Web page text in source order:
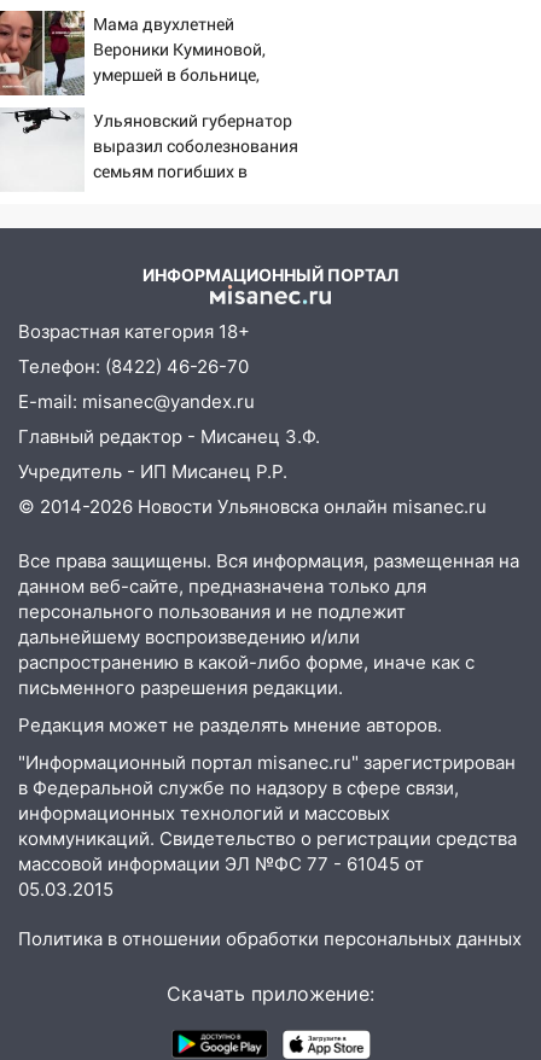
17:15
Прогноз погоды на 10 августа в
Ульяновской области
16:00
Волге пропал известный блогер: нужна
помощь в поисках
15:28
в Новом городе
В Ульяновске выгорела кухня в
14:18 Гинеколог рассказала о том, с
какими сложностями сталкиваются
молодые мамы
13:02 Соцсети: на улице Розы
Люксембург дерево упало на
новых начинаний: гороскоп для всех
знаков зодиака на неделю с 10 по 16
августа
13:00 На проспекте Тюленева в
Ульяновске образовалось «море»
12:57
В Ульяновской области ожидается
крупный град
12:11 Где есть бензин в Ульяновске 9
августа: список АЗС
11:55
Соцсети: светофор упал на
машину во время сильного ливня в
Ульяновске
СНТ сидят без света
Прокуратура подвела итоги
Мама двухлетней
Вероники Куминовой,
умершей в больнице,
девочку
Ульяновский губернатор
выразил соболезнования
семьям погибших в
ИНФОРМАЦИОННЫЙ ПОРТАЛ
Возрастная категория 18+
Телефон: (8422) 46-26-70
E-mail: misanec@yandex.ru
Главный редактор - Мисанец З.Ф.
Учредитель - ИП Мисанец Р.Р.
© 2014-2026 Новости Ульяновска онлайн misanec.ru
Все права защищены. Вся информация, размещенная на
данном веб-сайте, предназначена только для
персонального пользования и не подлежит
дальнейшему воспроизведению и/или
распространению в какой-либо форме, иначе как с
письменного разрешения редакции.
Редакция может не разделять мнение авторов.
"Информационный портал misanec.ru" зарегистрирован
в Федеральной службе по надзору в сфере связи,
информационных технологий и массовых
коммуникаций. Свидетельство о регистрации средства
массовой информации ЭЛ №ФС 77 - 61045 от
05.03.2015
Политика в отношении обработки персональных данных
Скачать приложение: